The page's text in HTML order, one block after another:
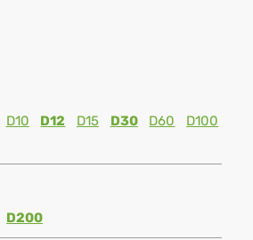
D10 D12 D15 D30 D60
D100
D200